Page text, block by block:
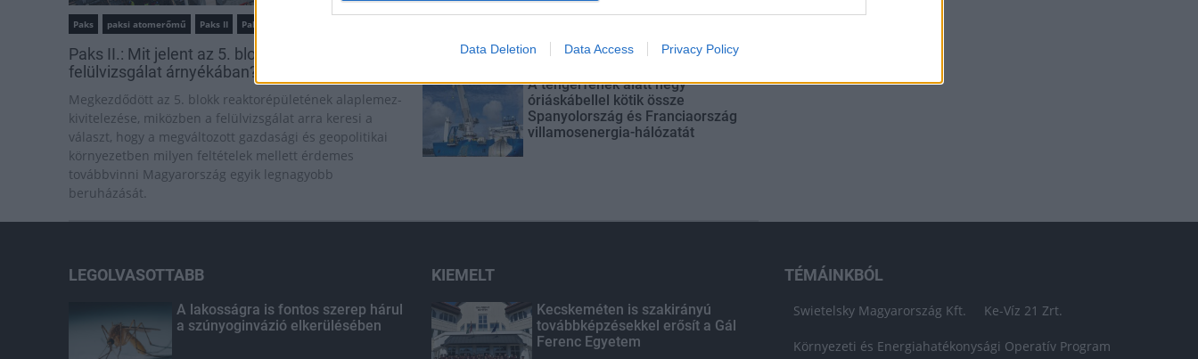
Data Deletion Data Access Privacy Policy
Paks paksi atomerőmű Paks II Paks II. Atomerőmű Zrt.
Paks II.: Mit jelent az 5. blokk új mérföldköve a
felülvizsgálat árnyékában?
Megkezdődött az 5. blokk reaktorépületének alaplemez-
kivitelezése, miközben a felülvizsgálat arra keresi a
választ, hogy a megváltozott gazdasági és geopolitikai
környezetben milyen feltételek mellett érdemes
továbbvinni Magyarország egyik legnagyobb
beruházását.
évfordulójára
A tengerfenék alatt négy
óriáskábellel kötik össze
Spanyolország és Franciaország
villamosenergia-hálózatát
LEGOLVASOTTABB
A lakosságra is fontos szerep hárul
a szúnyoginvázió elkerülésében
KIEMELT
Kecskeméten is szakirányú
továbbképzésekkel erősít a Gál
Ferenc Egyetem
TÉMÁINKBÓL
Swietelsky Magyarország Kft. Ke-Víz 21 Zrt.
Környezeti és Energiahatékonysági Operatív Program